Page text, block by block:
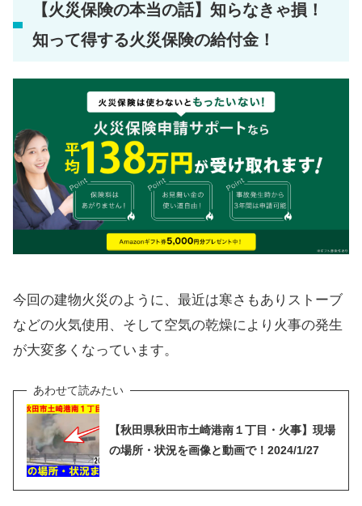
【火災保険の本当の話】知らなきゃ損！
知って得する火災保険の給付金！
今回の建物火災のように、最近は寒さもありストーブ
などの火気使用、そして空気の乾燥により火事の発生
が大変多くなっています。
【秋田県秋田市土崎港南１丁目・火事】現場
の場所・状況を画像と動画で！2024/1/27